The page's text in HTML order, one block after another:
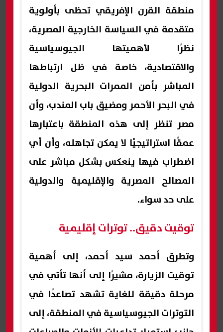
منطقة القرن الإفريقي تحظى بأولوية
متقدمة في السياسة الخارجية المصرية،
نظرًا لأهميتها الجيوسياسية
والاقتصادية، خاصة في ظل ارتباطها
المباشر بأمن الممرات البحرية الدولية
في البحر الأحمر ومضيق باب المندب، وأن
مصر تنظر إلى هذه المنطقة باعتبارها
عمقًا استراتيجيًا لا يمكن تجاهله، وأن أي
اضطراب فيها ينعكس بشكل مباشر على
المصالح المصرية والإقليمية والدولية
على حد سواء.
توقيت دقيق.. توترات إقليمية
وتطرق أحمد سيد أحمد، إلى أهمية
توقيت الزيارة، مشيرًا إلى أنها تأتي في
مرحلة دقيقة للغاية تشهد تصاعدًا في
التوترات الجيوسياسية في المنطقة، إلى